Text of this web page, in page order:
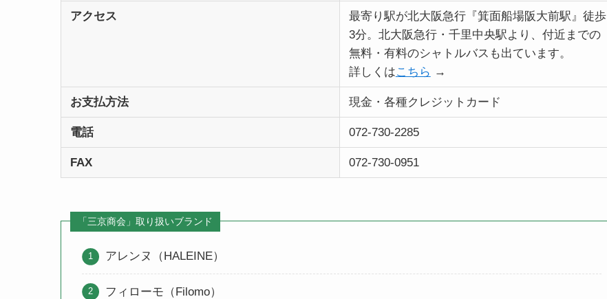
アクセス
最寄り駅が北大阪急行『箕面船場阪大前駅』徒歩
3分。北大阪急行・千里中央駅より、付近までの
無料・有料のシャトルバスも出ています。
詳しくはこちら →
お支払方法 現金・各種クレジットカード
電話 072-730-2285
FAX 072-730-0951
「三京商会」取り扱いブランド
アレンヌ（HALEINE）
フィローモ（Filomo）